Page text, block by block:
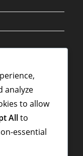
analyze
to allow
Allto
essential